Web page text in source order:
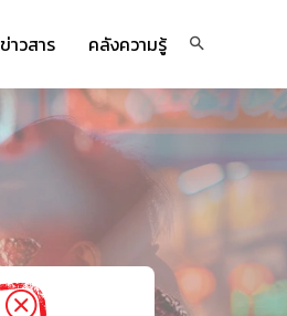
ข่าวสาร คลังความรู้